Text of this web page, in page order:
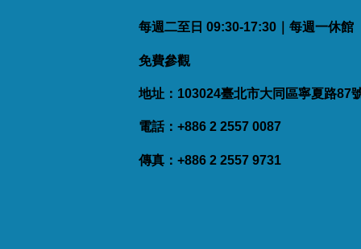
每週二至日 09:30-17:30｜每週一休
免費參觀
地址：103024臺北市大同區寧夏路87
電話：+886 2 2557 0087
傳真：+886 2 2557 9731